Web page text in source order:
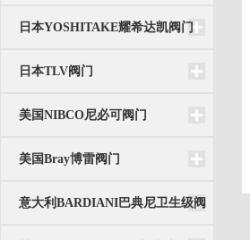
日本YOSHITAKE耀希达凯阀门
日本TLV阀门
美国NIBCO尼必可阀门
美国Bray博雷阀门
意大利BARDIANI巴典尼卫生级阀